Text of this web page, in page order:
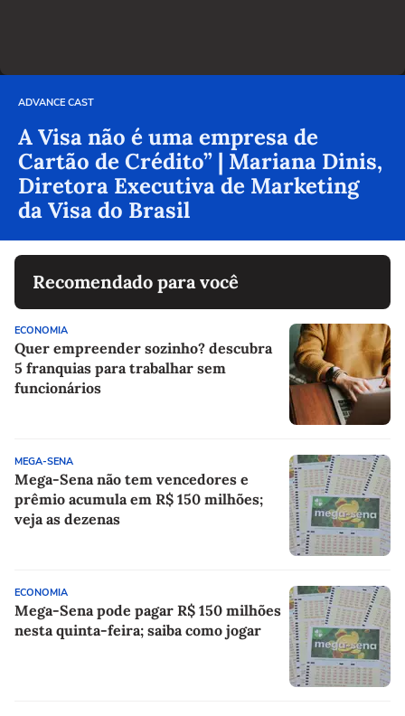
ADVANCE CAST
A Visa não é uma empresa de
Cartão de Crédito” | Mariana Dinis,
Diretora Executiva de Marketing
da Visa do Brasil
Recomendado para você
ECONOMIA
Quer empreender sozinho? descubra
5 franquias para trabalhar sem
funcionários
MEGA-SENA
Mega-Sena não tem vencedores e
prêmio acumula em R$ 150 milhões;
veja as dezenas
ECONOMIA
Mega-Sena pode pagar R$ 150 milhões
nesta quinta-feira; saiba como jogar